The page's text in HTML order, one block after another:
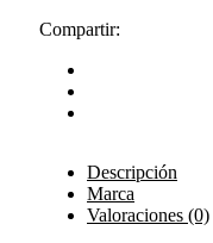
Compartir:
Descripción
Marca
Valoraciones (0)